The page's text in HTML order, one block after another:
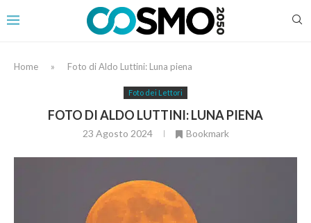
Home » Foto di Aldo Luttini: Luna piena
Foto dei Lettori
FOTO DI ALDO LUTTINI: LUNA PIENA
23 Agosto 2024 Bookmark